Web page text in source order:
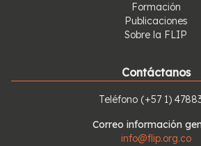
Formación
Publicaciones
Sobre la FLIP
Contáctanos
Teléfono (+57 1)
Correo información
info@flip.org.co